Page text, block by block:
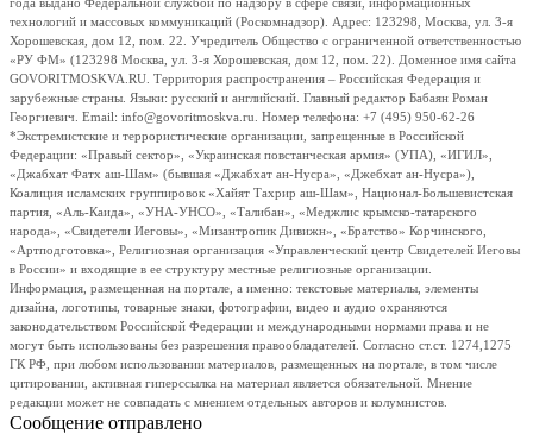
технологий и массовых коммуникаций (Роскомнадзор). Адрес: 123298, Москва, ул. 3-я
Хорошевская, дом 12, пом. 22. Учредитель Общество с ограниченной ответственностью
«РУ ФМ» (123298 Москва, ул. 3-я Хорошевская, дом 12, пом. 22). Доменное имя сайта
GOVORITMOSKVA.RU. Территория распространения – Российская Федерация и
зарубежные страны. Языки: русский и английский. Главный редактор Бабаян Роман
Георгиевич. Email: info@govoritmoskva.ru. Номер телефона: +7 (495) 950-62-26
*Экстремистские и террористические организации, запрещенные в Российской
Федерации: «Правый сектор», «Украинская повстанческая армия» (УПА), «ИГИЛ»,
«Джабхат Фатх аш-Шам» (бывшая «Джабхат ан-Нусра», «Джебхат ан-Нусра»),
Коалиция исламских группировок «Хайят Тахрир аш-Шам», Национал-Большевистская
партия, «Аль-Каида», «УНА-УНСО», «Талибан», «Меджлис крымско-татарского
народа», «Свидетели Иеговы», «Мизантропик Дивижн», «Братство» Корчинского,
«Артподготовка», Религиозная организация «Управленческий центр Свидетелей Иеговы
в России» и входящие в ее структуру местные религиозные организации.
Информация, размещенная на портале, а именно: текстовые материалы, элементы
дизайна, логотипы, товарные знаки, фотографии, видео и аудио охраняются
законодательством Российской Федерации и международными нормами права и не
могут быть использованы без разрешения правообладателей. Согласно ст.ст. 1274,1275
ГК РФ, при любом использовании материалов, размещенных на портале, в том числе
цитировании, активная гиперссылка на материал является обязательной. Мнение
редакции может не совпадать с мнением отдельных авторов и колумнистов.
Сообщение отправлено